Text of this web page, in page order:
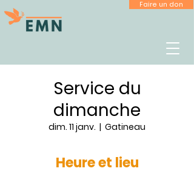
Faire un don
Service du
dimanche
dim. 11 janv.
  |
Gatineau
Heure et lieu